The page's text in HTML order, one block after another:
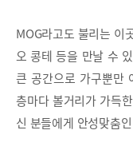
MOG라고도 불리는 이
오 콩테 등을 만날 수
큰 공간으로 가구뿐만
층마다 볼거리가 가득
신 분들에게 안성맞춤